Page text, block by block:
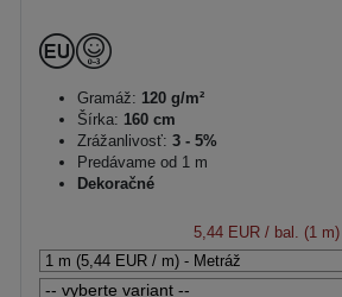
Gramáž: 120 g/m²
Šírka: 160 cm
Zrážanlivosť: 3 - 5%
Predávame od 1 m
Dekoračné
5,44 EUR/ bal. (1 m)